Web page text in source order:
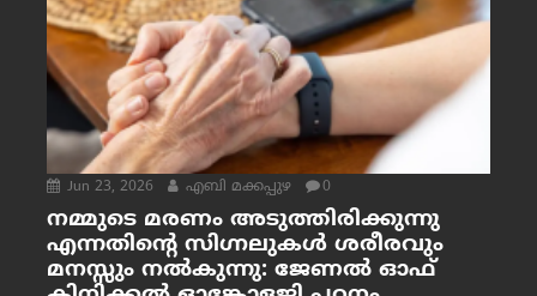
Jun 23, 2026 എബി മക്കപ്പുഴ 0
നമ്മുടെ മരണം അടുത്തിരിക്കുന്നു
എന്നതിന്റെ സിഗ്നലുകൾ ശരീരവും
മനസ്സും നല്‍കുന്നു: ജേണല്‍ ഓഫ്